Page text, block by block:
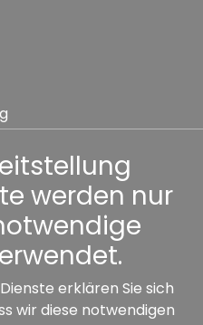
werden nur
erklären Sie sich
wir diese notwendigen